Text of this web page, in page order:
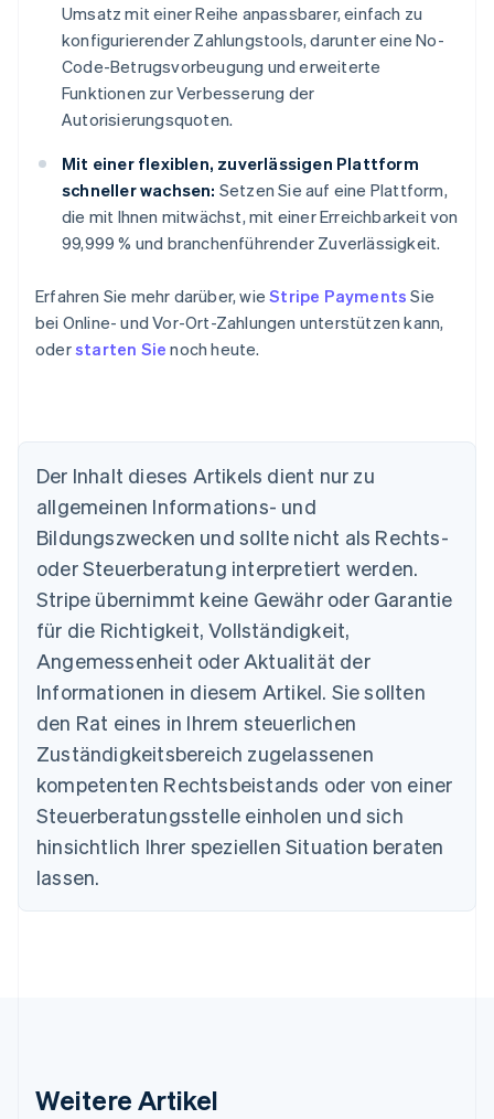
Umsatz mit einer Reihe anpassbarer, einfach zu
konfigurierender Zahlungstools, darunter eine No-
Code-Betrugsvorbeugung und erweiterte
Funktionen zur Verbesserung der
Autorisierungsquoten.
Mit einer flexiblen, zuverlässigen Plattform
schneller wachsen: Setzen Sie auf eine Plattform,
die mit Ihnen mitwächst, mit einer Erreichbarkeit von
99,999 % und branchenführender Zuverlässigkeit.
Erfahren Sie mehr darüber, wieStripe Payments Sie
bei Online- und Vor-Ort-Zahlungen unterstützen kann,
oderstarten Sie noch heute.
Der Inhalt dieses Artikels dient nur zu
allgemeinen Informations- und
Bildungszwecken und sollte nicht als Rechts-
oder Steuerberatung interpretiert werden.
Stripe übernimmt keine Gewähr oder Garantie
für die Richtigkeit, Vollständigkeit,
Angemessenheit oder Aktualität der
Informationen in diesem Artikel. Sie sollten
den Rat eines in Ihrem steuerlichen
Zuständigkeitsbereich zugelassenen
kompetenten Rechtsbeistands oder von einer
Steuerberatungsstelle einholen und sich
hinsichtlich Ihrer speziellen Situation beraten
lassen.
Weitere Artikel
Australien
English
Belgien
Nederlands Français DeutschEnglish
Brasilien
PortuguêsEnglish
English
Dänemark
English
Deutschland
DeutschEnglish
Estland
Festlandchina
简体中文English
Finnland
English
Frankreich
Irland